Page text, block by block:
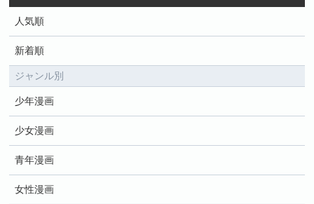
人気順
新着順
ジャンル別
少年漫画
少女漫画
青年漫画
女性漫画